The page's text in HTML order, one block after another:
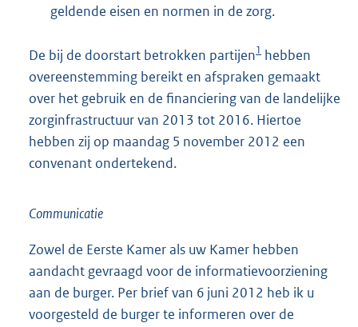
geldende eisen en normen in de zorg.
De bij de doorstart betrokken partijen1 hebben
overeenstemming bereikt en afspraken gemaakt
over het gebruik en de financiering van de landelijke
zorginfrastructuur van 2013 tot 2016. Hiertoe
hebben zij op maandag 5 november 2012 een
convenant ondertekend.
Communicatie
Zowel de Eerste Kamer als uw Kamer hebben
aandacht gevraagd voor de informatievoorziening
aan de burger. Per brief van 6 juni 2012 heb ik u
voorgesteld de burger te informeren over de